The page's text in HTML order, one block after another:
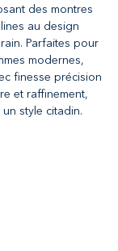
des montres
au design
Parfaites pour
modernes,
finesse précision
et raffinement,
style citadin.